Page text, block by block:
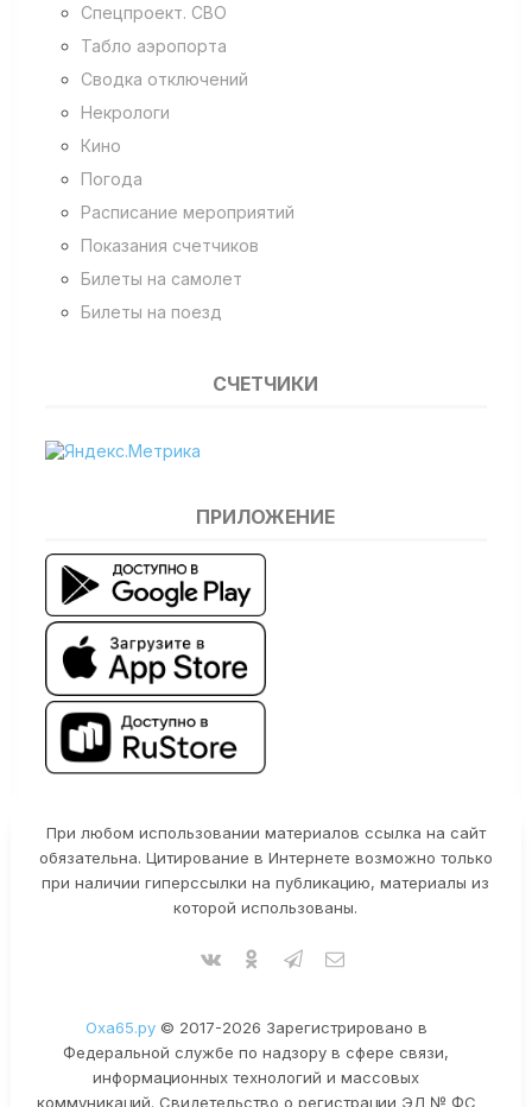
Спецпроект. СВО
Табло аэропорта
Сводка отключений
Некрологи
Кино
Погода
Расписание мероприятий
Показания счетчиков
Билеты на самолет
Билеты на поезд
СЧЕТЧИКИ
ПРИЛОЖЕНИЕ
При любом использовании материалов ссылка на сайт
обязательна. Цитирование в Интернете возможно только
при наличии гиперссылки на публикацию, материалы из
которой использованы.
Оха65.ру© 2017-2026 Зарегистрировано в
Федеральной службе по надзору в сфере связи,
информационных технологий и массовых
коммуникаций. Свидетельство о регистрации ЭЛ № ФС